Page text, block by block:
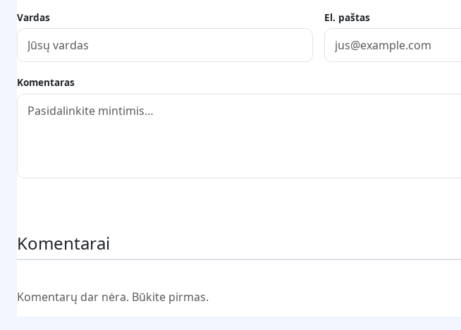
Vardas El. paštas
Komentaras
Komentarai
Komentarų dar nėra. Būkite pirmas.